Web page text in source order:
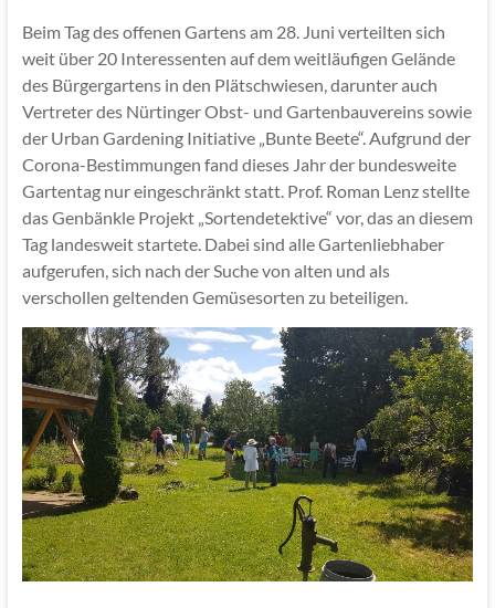
Beim Tag des offenen Gartens am 28. Juni verteilten sich
weit über 20 Interessenten auf dem weitläufigen Gelände
des Bürgergartens in den Plätschwiesen, darunter auch
Vertreter des Nürtinger Obst- und Gartenbauvereins sowie
der Urban Gardening Initiative „Bunte Beete“. Aufgrund der
Corona-Bestimmungen fand dieses Jahr der bundesweite
Gartentag nur eingeschränkt statt. Prof. Roman Lenz stellte
das Genbänkle Projekt „Sortendetektive“ vor, das an diesem
Tag landesweit startete. Dabei sind alle Gartenliebhaber
aufgerufen, sich nach der Suche von alten und als
verschollen geltenden Gemüsesorten zu beteiligen.